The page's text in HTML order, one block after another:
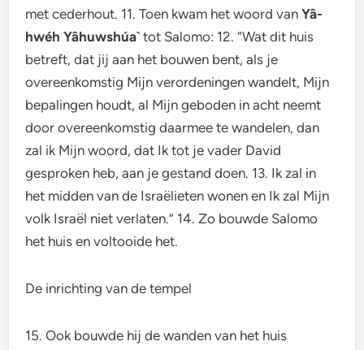
met cederhout. 11. Toen kwam het woord vanYâ-
hwéh Yâhuwshúa`tot Salomo: 12. “Wat dit huis
betreft, dat jij aan het bouwen bent, als je
overeenkomstig Mijn verordeningen wandelt, Mijn
bepalingen houdt, al Mijn geboden in acht neemt
door overeenkomstig daarmee te wandelen, dan
zal ik Mijn woord, dat Ik tot je vader David
gesproken heb, aan je gestand doen. 13. Ik zal in
het midden van de Israëlieten wonen en Ik zal Mijn
volk Israël niet verlaten.” 14. Zo bouwde Salomo
het huis en voltooide het.
De inrichting van de tempel
15. Ook bouwde hij de wanden van het huis